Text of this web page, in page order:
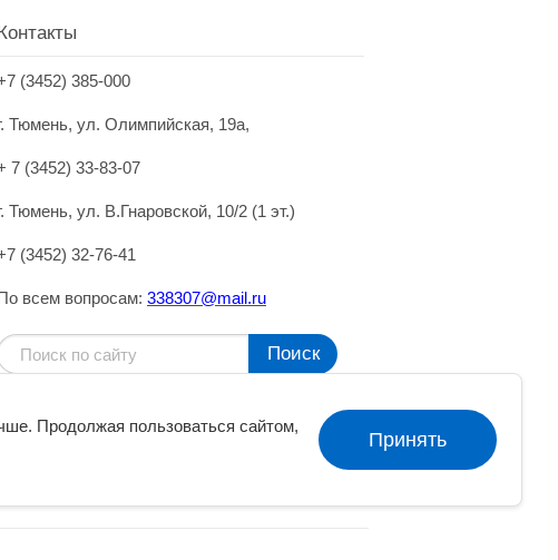
Продолжая пользоваться сайтом,
Принять
Контакты
(3452) 385-000
Тюмень, ул. Олимпийская, 19а,
7 (3452) 33-83-07
Тюмень, ул. В.Гнаровской, 10/2 (1 эт.)
(3452) 32-76-41
всем вопросам: 338307@mail.ru
Поиск